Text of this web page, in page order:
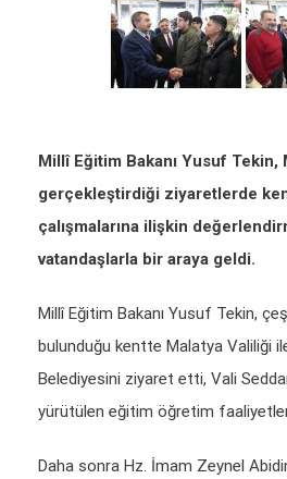
Millî Eğitim Bakanı Yusuf Tekin,
gerçekleştirdiği ziyaretlerde
çalışmalarına ilişkin
vatandaşlarla bir araya geldi.
Millî Eğitim Bakanı Yusuf Tekin,
bulunduğu kentte Malatya Valiliği
Belediyesini ziyaret etti, Vali
yürütülen eğitim öğretim
Daha sonra Hz. İmam Zeynel